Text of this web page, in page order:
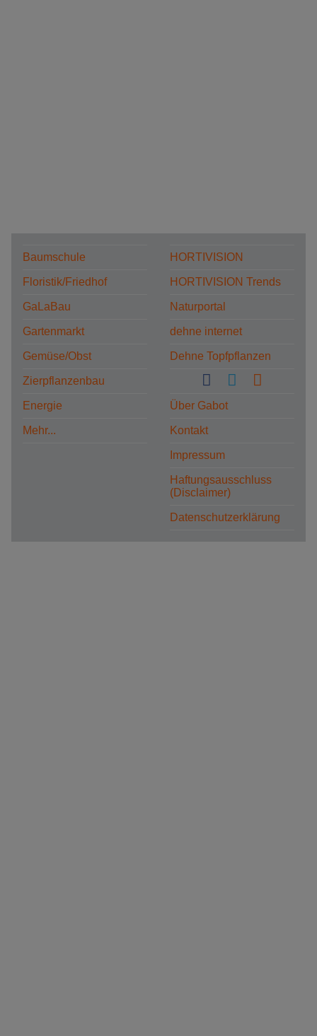
Baumschule
Floristik/Friedhof
GaLaBau
Gartenmarkt
Gemüse/Obst
Zierpflanzenbau
Energie
Mehr...
HORTIVISION
HORTIVISION Trends
Naturportal
dehne internet
Dehne Topfpflanzen
Über Gabot
Kontakt
Impressum
Haftungsausschluss
(Disclaimer)
Datenschutzerklärung